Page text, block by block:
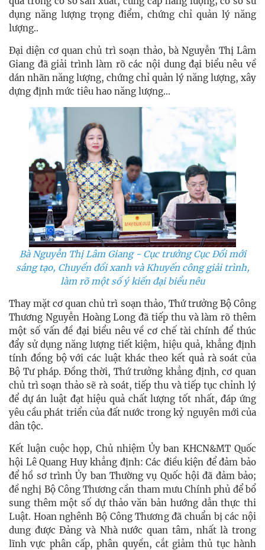
dụng năng lượng trọng điểm, chứng chỉ quản lý năng
lượng..
Đại diện cơ quan chủ trì soạn thảo, bà Nguyễn Thị Lâm
Giang đã giải trình làm rõ các nội dung đại biểu nêu về
dán nhãn năng lượng, chứng chỉ quản lý năng lượng, xây
dựng định mức tiêu hao năng lượng...
Bà Nguyễn Thị Lâm Giang - Cục trưởng Cục Đổi mới
sáng tạo, Chuyển đổi xanh và Khuyến công giải trình,
làm rõ một số ý kiến đại biểu nêu
Thay mặt cơ quan chủ trì soạn thảo, Thứ trưởng Bộ Công
Thương Nguyễn Hoàng Long đã tiếp thu và làm rõ thêm
một số vấn đề đại biểu nêu về cơ chế tài chính để thúc
đẩy sử dụng năng lượng tiết kiệm, hiệu quả, khẳng định
tính đồng bộ với các luật khác theo kết quả rà soát của
Bộ Tư pháp. Đồng thời, Thứ trưởng khẳng định, cơ quan
chủ trì soạn thảo sẽ rà soát, tiếp thu và tiếp tục chỉnh lý
để dự án luật đạt hiệu quả chất lượng tốt nhất, đáp ứng
yêu cầu phát triển của đất nước trong kỷ nguyên mới của
dân tộc.
Kết luận cuộc họp, Chủ nhiệm Ủy ban KHCN&MT Quốc
hội Lê Quang Huy khẳng định: Các điều kiện để đảm bảo
để hồ sơ trình Ủy ban Thường vụ Quốc hội đã đảm bảo;
đề nghị Bộ Công Thương cần tham mưu Chính phủ để bổ
sung thêm một số dự thảo văn bản hướng dẫn thực thi
Luật. Hoan nghênh Bộ Công Thương đã chuẩn bị các nội
dung được Đảng và Nhà nước quan tâm, nhất là trong
lĩnh vực phân cấp, phân quyền, cắt giảm thủ tục hành